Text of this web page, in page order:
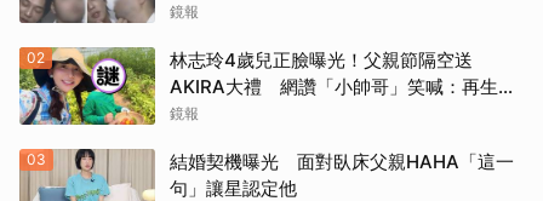
鏡報
02
林志玲4歲兒正臉曝光！父親節隔空送
AKIRA大禮 網讚「小帥哥」笑喊：再生一
個
鏡報
03
結婚契機曝光 面對臥床父親HAHA「這一
句」讓星認定他